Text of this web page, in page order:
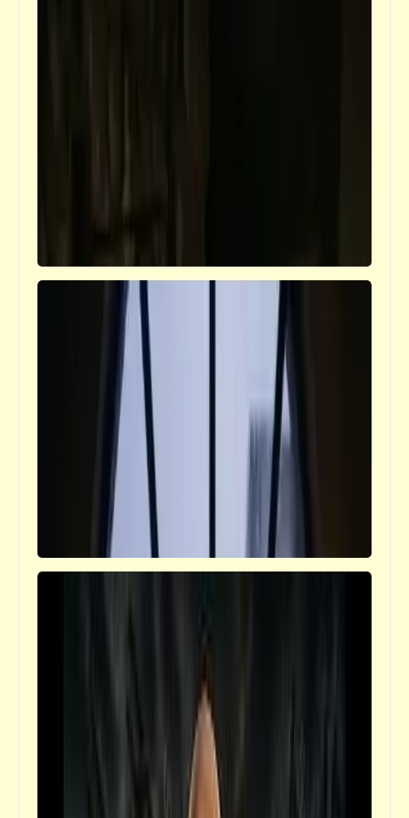
وزير الكهرباء "محمد شاكر" ونظرية "الكتاب
يُعرف من غلافه"
أتظن أنك عندما أحرقتني (أنا كالقيامة آت) |